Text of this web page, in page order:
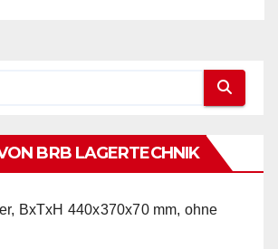
BRB LAGERTECHNIK
BxTxH 440x370x70 mm, ohne